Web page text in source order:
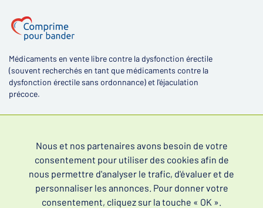
Médicaments en vente libre contre la dysfonction érectile
(souvent recherchés en tant que médicaments contre la
dysfonction érectile sans ordonnance) et l'éjaculation
précoce.
4,4
Nous et nos partenaires avons besoin de votre
consentement pour utiliser des cookies afin de
nous permettre d'analyser le trafic, d'évaluer et de
personnaliser les annonces. Pour donner votre
consentement, cliquez sur la touche « OK ».